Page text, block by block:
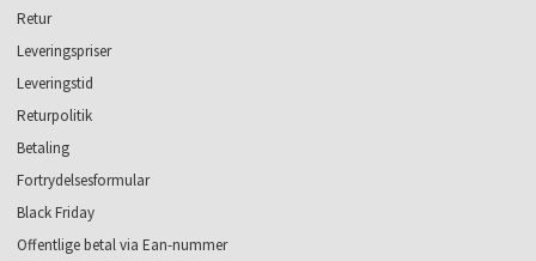
Retur
Leveringspriser
Leveringstid
Returpolitik
Betaling
Fortrydelsesformular
Black Friday
Offentlige betal via Ean-nummer